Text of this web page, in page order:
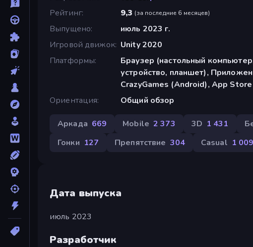
Рейтинг
9,3 (за последние 6 месяцев)
Выпущено
июль 2023 г.
Игровой движок Unity 2020
Платформы
Браузер (настольный
устройство, планшет),
CrazyGames (Android), App
Ориентация
Общий обзор
Аркада 669 Mobile 2 373 3D 1 431
Гонки 127 Препятствие 304 Casual 1 009
Дата выпуска
июль 2023
Разработчик